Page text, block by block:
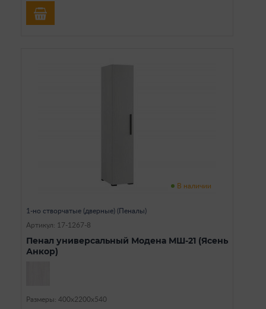
В наличии
1-но створчатые (дверные) (Пеналы)
Артикул: 17-1267-8
Пенал универсальный Модена МШ-21 (Ясень
Анкор)
Размеры: 400х2200х540